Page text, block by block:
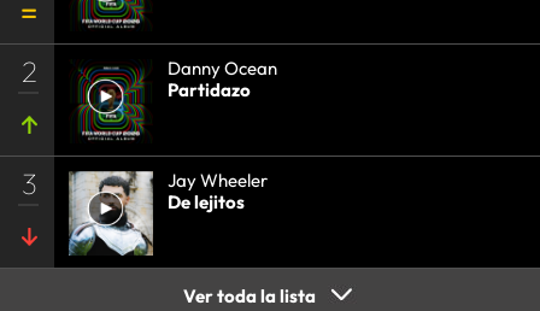
2
Danny Ocean
Partidazo
3
Jay Wheeler
De lejitos
Ver toda la lista